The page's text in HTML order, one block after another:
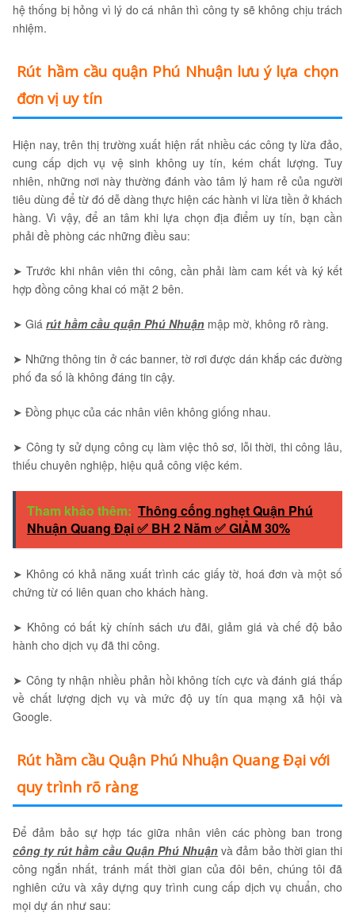
hệ thống bị hỏng vì lý do cá nhân thì công ty sẽ không chịu trách
nhiệm.
Rút hầm cầu quận Phú Nhuận lưu ý lựa chọn
đơn vị uy tín
Hiện nay, trên thị trường xuất hiện rất nhiều các công ty lừa đảo,
cung cấp dịch vụ vệ sinh không uy tín, kém chất lượng. Tuy
nhiên, những nơi này thường đánh vào tâm lý ham rẻ của người
tiêu dùng để từ đó dễ dàng thực hiện các hành vi lừa tiền ở khách
hàng. Vì vậy, để an tâm khi lựa chọn địa điểm uy tín, bạn cần
phải đề phòng các những điều sau:
➤ Trước khi nhân viên thi công, cần phải làm cam kết và ký kết
hợp đồng công khai có mặt 2 bên.
➤ Giá rút hầm cầu quận Phú Nhuận mập mờ, không rõ ràng.
➤ Những thông tin ở các banner, tờ rơi được dán khắp các đường
phố đa số là không đáng tin cậy.
➤ Đồng phục của các nhân viên không giống nhau.
➤ Công ty sử dụng công cụ làm việc thô sơ, lỗi thời, thi công lâu,
thiếu chuyên nghiệp, hiệu quả công việc kém.
Tham khảo thêm: Thông cống nghẹt Quận Phú
Nhuận Quang Đại ✅ BH 2 Năm ✅ GIẢM 30%
➤ Không có khả năng xuất trình các giấy tờ, hoá đơn và một số
chứng từ có liên quan cho khách hàng.
➤ Không có bất kỳ chính sách ưu đãi, giảm giá và chế độ bảo
hành cho dịch vụ đã thi công.
➤ Công ty nhận nhiều phản hồi không tích cực và đánh giá thấp
về chất lượng dịch vụ và mức độ uy tín qua mạng xã hội và
Google.
Rút hầm cầu Quận Phú Nhuận Quang Đại với
quy trình rõ ràng
Để đảm bảo sự hợp tác giữa nhân viên các phòng ban trong
công ty rút hầm cầu Quận Phú Nhuận và đảm bảo thời gian thi
công ngắn nhất, tránh mất thời gian của đôi bên, chúng tôi đã
nghiên cứu và xây dựng quy trình cung cấp dịch vụ chuẩn, cho
mọi dự án như sau: